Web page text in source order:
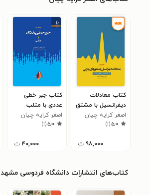
کتاب معادلات
دیفرانسیل با مشتق
های جزئی
اصغر کرایه چیان
۵٫۰(۱)
۹۸,۰۰۰ ت
کتاب جبر خطی
عددی با متلب
اصغر کرایه چیان
۵٫۰(۱)
۴۰,۰۰۰ ت
کتاب‌های انتشارات دانشگاه فردوسی مشهد